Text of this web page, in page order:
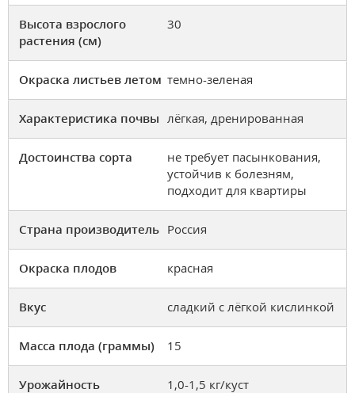
Высота взрослого
растения (см)
30
Окраска листьев летом темно-зеленая
Характеристика почвы лёгкая, дренированная
Достоинства сорта
не требует пасынкования,
устойчив к болезням,
подходит для квартиры
Страна производитель Россия
Окраска плодов красная
Вкус сладкий с лёгкой кислинкой
Масса плода (граммы) 15
Урожайность 1,0-1,5 кг/куст